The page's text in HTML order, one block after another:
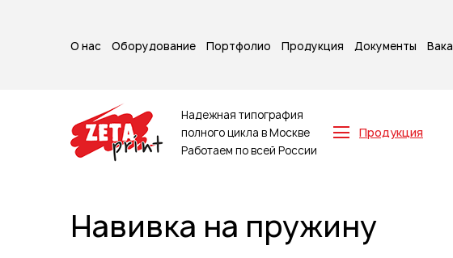
О нас Оборудование Портфолио Продукция Документы
Надежная типография
полного цикла в Москве
Работаем по всей России
Продукция
Буклеты
Игральные карты
Навивка на пружину